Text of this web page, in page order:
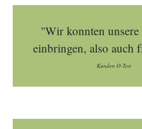
"Wir konnten
einbringen, also auch
Kunden O-Ton